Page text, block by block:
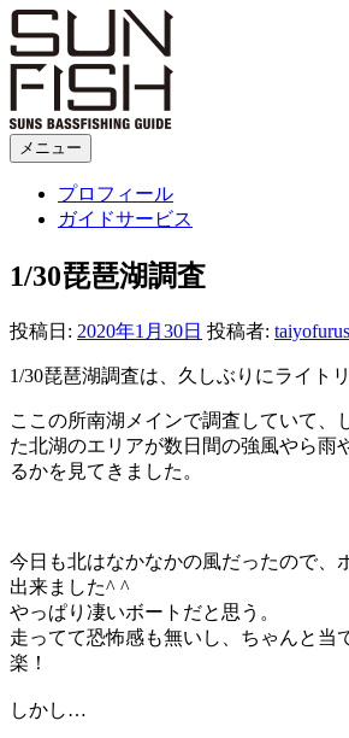
コ
ン
テ
ン
ツ
へ
SUNFISH
メニュー
プロフィール
ガイドサービス
1/30琵琶湖調査
投稿日: 2020年1月30日 投稿者:
1/30琵琶湖調査は、久しぶりにライト
ここの所南湖メインで調査していて、
た北湖のエリアが数日間の強風やら雨
るかを見てきました。
今日も北はなかなかの風だったので、
出来ました^ ^
やっぱり凄いボートだと思う。
走ってて恐怖感も無いし、ちゃんと当
楽！
しかし…